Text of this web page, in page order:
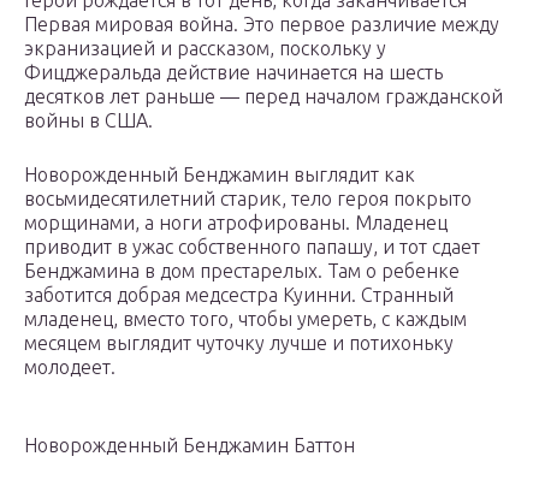
Первая мировая война. Это первое различие между
экранизацией и рассказом, поскольку у
Фицджеральда действие начинается на шесть
десятков лет раньше — перед началом гражданской
войны в США.
Новорожденный Бенджамин выглядит как
восьмидесятилетний старик, тело героя покрыто
морщинами, а ноги атрофированы. Младенец
приводит в ужас собственного папашу, и тот сдает
Бенджамина в дом престарелых. Там о ребенке
заботится добрая медсестра Куинни. Странный
младенец, вместо того, чтобы умереть, с каждым
месяцем выглядит чуточку лучше и потихоньку
молодеет.
Новорожденный Бенджамин Баттон